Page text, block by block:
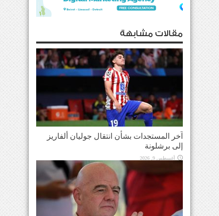
مقالات مشابهة
آخر المستجدات بشأن انتقال جوليان ألفاريز
إلى برشلونة
أغسطس 9, 2026